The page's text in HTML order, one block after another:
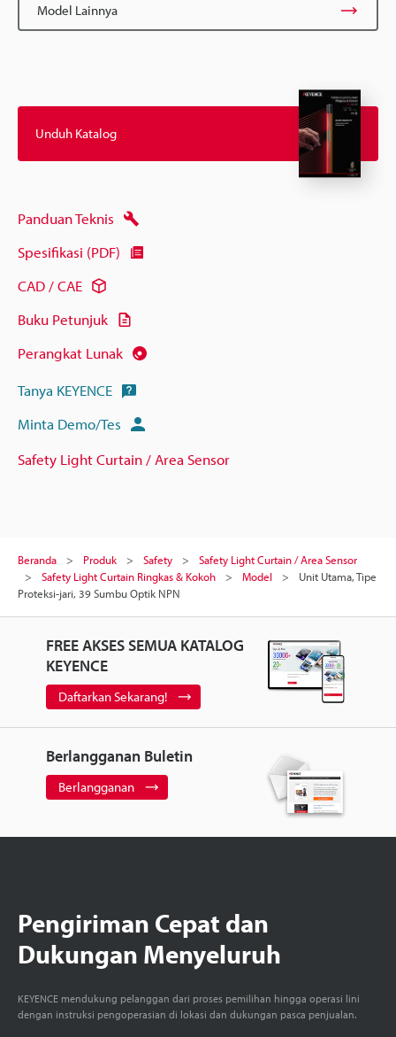
Model Lainnya
Unduh Katalog
Panduan Teknis
Spesifikasi (PDF)
CAD / CAE
Buku Petunjuk
Perangkat Lunak
Tanya KEYENCE
Minta Demo/Tes
Safety Light Curtain / Area Sensor
Beranda Produk Safety
Safety Light Curtain / Area Sensor
Safety Light Curtain Ringkas & Kokoh
Model
Unit Utama, Tipe
Proteksi-jari, 39 Sumbu Optik NPN
FREE AKSES SEMUA KATALOG
KEYENCE
Daftarkan Sekarang!
Berlangganan Buletin
Berlangganan
Pengiriman Cepat dan
Dukungan Menyeluruh
KEYENCE mendukung pelanggan dari proses pemilihan hingga operasi lini
dengan instruksi pengoperasian di lokasi dan dukungan pasca penjualan.